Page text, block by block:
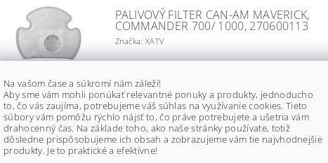
PALIVOVÝ FILTER CAN-AM MAVERICK,
COMMANDER 700/ 1000, 270600113
Značka: XATV
PALIVOVÝ FILTER CAN-AM OUTLANDER,
COMMANDER, MAVERICK, DEFENDER,
2011-, 709000330/ 709001120
Značka: CAN-AM/ BRP
Na vašom čase a súkromí nám záleží!
Aby sme vám mohli ponúkať relevantné ponuky a produkty, jednoducho
to, čo vás zaujíma, potrebujeme váš súhlas na využívanie cookies. Tieto
súbory vám pomôžu rýchlo nájsť to, čo práve potrebujete a ušetria vám
drahocenný čas. Na základe toho, ako naše stránky používate, totiž
dôsledne prispôsobujeme ich obsah a zobrazujeme vám tie najvhodnejšie
produkty. Je to praktické a efektívne!